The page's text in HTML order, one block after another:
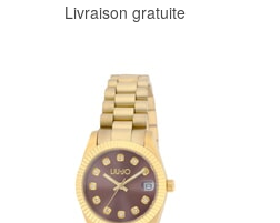
Livraison gratuite